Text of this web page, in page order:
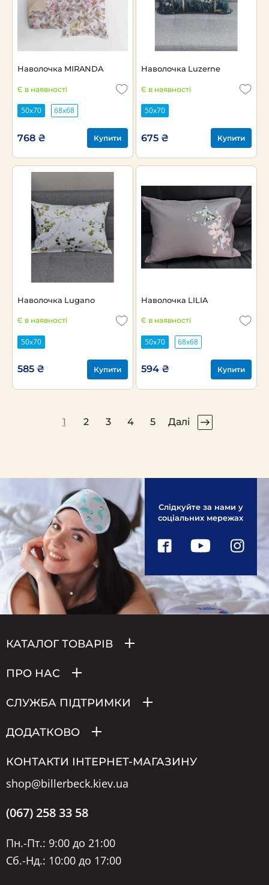
Наволочка MIRANDA
Є в наявності
50х70 68х68
768 ₴ Купити
Наволочка Luzerne
Є в наявності
50х70
675 ₴ Купити
Наволочка Lugano
Є в наявності
50х70
585 ₴ Купити
Наволочка LILIA
Є в наявності
50х70 68х68
594 ₴ Купити
1 2 3 4 5 Далі
Слідкуйте за нами у
соціальних мережах
КАТАЛОГ ТОВАРІВ
ПРО НАС
СЛУЖБА ПІДТРИМКИ
ДОДАТКОВО
КОНТАКТИ ІНТЕРНЕТ-МАГАЗИНУ
shop@billerbeck.kiev.ua
(067) 258 33 58
Пн.-Пт.: 9:00 до 21:00
Сб.-Нд.: 10:00 до 17:00